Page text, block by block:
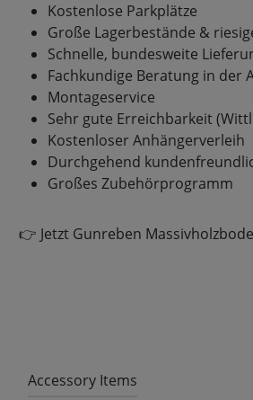
Kostenlose Parkplätze
Große Lagerbestände &
Schnelle, bundesweite
Fachkundige Beratung in der
Montageservice
Sehr gute Erreichbarkeit
Kostenloser Anhängerverleih
Durchgehend
Großes Zubehörprogramm
👉 Jetzt Gunreben
Accessory Items